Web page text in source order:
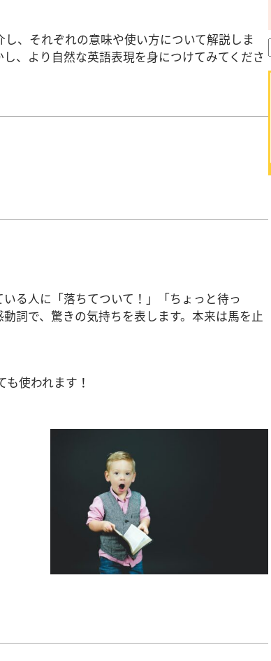
、それぞれの意味や使い方について解説しま
、より自然な英語表現を身につけてみてくださ
る人に「落ちてついて！」「ちょっと待っ
詞で、驚きの気持ちを表します。本来は馬を止
使われます！